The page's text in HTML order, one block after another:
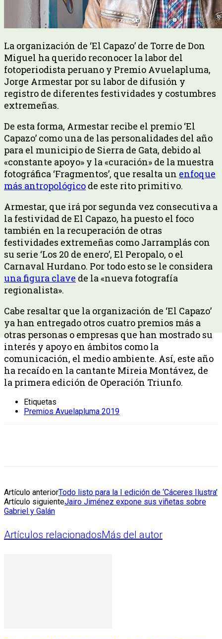
La organización de ‘El Capazo’ de Torre de Don
Miguel ha querido reconocer la labor del
fotoperiodista peruano y Premio Avuelapluma,
Jorge Armestar por su labor de difusión y
registro de diferentes festividades y costumbres
extremeñas.
De esta forma, Armestar recibe el premio ‘El
Capazo’ como una de las personalidades del año
para el municipio de Sierra de Gata, debido al
«constante apoyo» y la «curación» de la muestra
fotográfica ‘Fragmentos’, que resalta un enfoque
más antropológico de este rito primitivo.
Armestar, que irá por segunda vez consecutiva a
la festividad de El Capazo, ha puesto el foco
también en la recuperación de otras
festividades extremeñas como Jarramplás con
su serie ‘Los 20 de enero’, El Peropalo, o el
Carnaval Hurdano. Por todo esto se le considera
una figura clave de la «nueva fotografía
regionalista».
Cabe resaltar que la organización de ‘El Capazo’
ya han entregado otros cuatro premios más a
otras personas o empresas que han mostrado su
interés y apoyo en ámbitos como la
comunicación, el medio ambiente. Así, este año
ha recaído en la cantante Mireia Montávez, de
la primera edición de Operación Triunfo.
Etiquetas
Premios Avuelapluma 2019
Artículo anteriorTodo listo para la I edición de ‘Cáceres Ilustra’
Artículo siguienteJairo Jiménez expone sus viñetas sobre
Gabriel y Galán
Artículos relacionadosMás del autor